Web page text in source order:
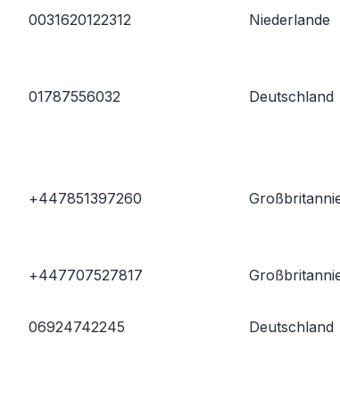
0031620122312 Niederlande
01787556032 Deutschland
+447851397260
+447707527817
06924742245 Deutschland